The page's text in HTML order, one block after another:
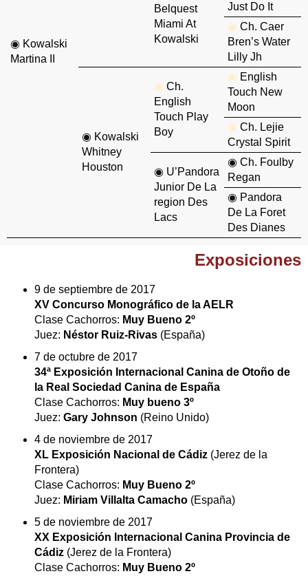
◉ Kowalski
Martina II
Belquest
Miami At
Kowalski
Just Do It
◉ Ch. Caer
Bren’s Water
Lilly Jh
◉ Kowalski
Whitney
Houston
◉ Ch.
English
Touch Play
Boy
◉ English
Touch New
Moon
◉ Ch. Lejie
Crystal Spirit
◉ U’Pandora
Junior De La
region Des
Lacs
◉ Ch. Foulby
Regan
◉ Pandora
De La Foret
Des Dianes
Exposiciones
9 de septiembre de 2017
XV Concurso Monográfico de la AELR
Clase Cachorros: Muy Bueno 2º
Juez: Néstor Ruiz-Rivas (España)
7 de octubre de 2017
34ª Exposición Internacional Canina de Otoño de
la Real Sociedad Canina de España
Clase Cachorros: Muy bueno 3º
Juez: Gary Johnson (Reino Unido)
4 de noviembre de 2017
XL Exposición Nacional de Cádiz (Jerez de la
Frontera)
Clase Cachorros: Muy Bueno 2º
Juez: Miriam Villalta Camacho (España)
5 de noviembre de 2017
XX Exposición Internacional Canina Provincia de
Cádiz (Jerez de la Frontera)
Clase Cachorros: Muy Bueno 2º